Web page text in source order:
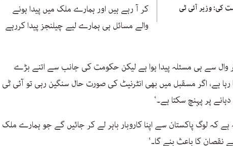
کی: وزیر آئی ٹی
کر آ رہے ہیں اور ہمارے ملک میں پیدا ہونے
والے مسائل ہی ہمارے لیے چیلنجز پیدا کررہے
وال سے ہی مسئلہ پیدا ہوا ہے لیکن حکومت کی جانب سے اتنے بڑے
رہا ہے، اگر مسقبل میں بھی انٹرنیٹ کی صورت حال سنگین رہی تو آئی ٹی
پر پہنچ سکتا ہے۔‘
ہے کہ لوگ پاکستان سے اپنا کاروبار باہر لے کر جائیں گے جو ہمارے ملک
کا باعث بنے گا۔‘